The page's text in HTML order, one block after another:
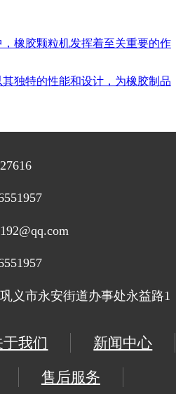
橡胶颗粒机发挥着至关重要的作
独特的性能和设计，为橡胶制品
义市永安街道办事处永益路1
于我们 新闻中心
售后服务